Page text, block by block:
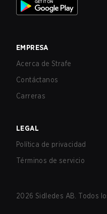
EMPRESA
Acerca de Strafe
Contáctanos
Carreras
LEGAL
Política de privacidad
Términos de servicio
2026 Sidledes AB. Todos